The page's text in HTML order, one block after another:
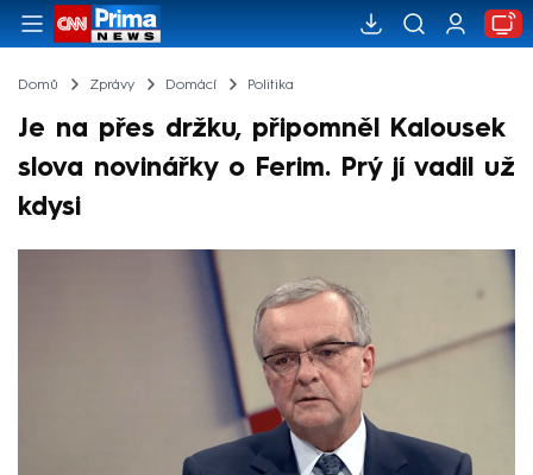
Domů Zprávy Domácí Politika
Je na přes držku, připomněl Kalousek
slova novinářky o Ferim. Prý jí vadil už
kdysi